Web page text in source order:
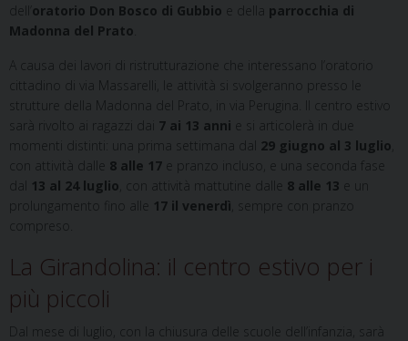
dell’ oratorio Don Bosco di Gubbio e della parrocchia di
Madonna del Prato
A causa dei lavori di ristrutturazione che interessano l’oratorio
cittadino di via Massarelli, le attività si svolgeranno presso le
strutture della Madonna del Prato, in via Perugina. Il centro estivo
sarà rivolto ai ragazzi dai 7 ai 13 anni e si articolerà in due
momenti distinti: una prima settimana dal 29 giugno al 3 luglio
con attività dalle 8 alle 17 e pranzo incluso, e una seconda fase
dal 13 al 24 luglio , con attività mattutine dalle 8 alle 13 e un
prolungamento fino alle
17 il venerdì , sempre con pranzo
compreso.
La Girandolina: il centro estivo per i
più piccoli
Dal mese di luglio, con la chiusura delle scuole dell’infanzia, sarà